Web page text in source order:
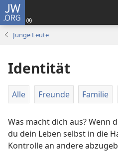
JW.ORG
Junge Leute
Identität
Alle Freunde Familie
Was macht dich aus? Wenn
du dein Leben selbst in die
Kontrolle an andere